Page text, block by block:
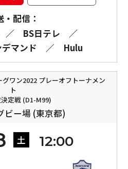
・配信：
／ BS日テレ
／
マンド
／ Hulu
ワン2022 プレーオフトーナメン
ト
定戦 (D1-M99)
ビー場 (東京都)
土 12:00